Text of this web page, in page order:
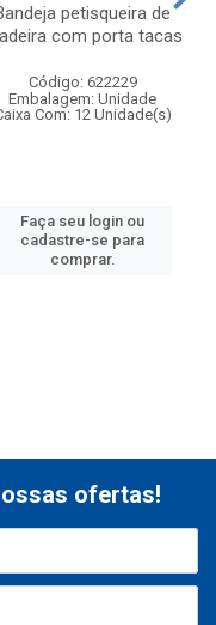
petisqueira de
com porta tacas
Código: 622229
Embalagem: Unidade
Com: 12 Unidade(s)
Faça seu login ou
cadastre-se para
comprar.
ofertas!